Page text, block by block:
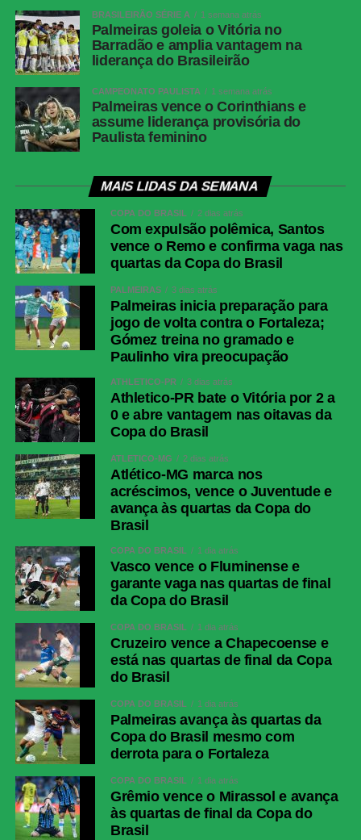
BRASILEIRÃO SÉRIE A 1 semana atrás
Palmeiras goleia o Vitória no
Barradão e amplia vantagem na
liderança do Brasileirão
CAMPEONATO PAULISTA 1 semana atrás
Palmeiras vence o Corinthians e
assume liderança provisória do
Paulista feminino
MAIS LIDAS DA SEMANA
COPA DO BRASIL 2 dias atrás
Com expulsão polêmica, Santos
vence o Remo e confirma vaga nas
quartas da Copa do Brasil
PALMEIRAS 3 dias atrás
Palmeiras inicia preparação para
jogo de volta contra o Fortaleza;
Gómez treina no gramado e
Paulinho vira preocupação
ATHLETICO-PR 3 dias atrás
Athletico-PR bate o Vitória por 2 a
0 e abre vantagem nas oitavas da
Copa do Brasil
ATLÉTICO-MG 2 dias atrás
Atlético-MG marca nos
acréscimos, vence o Juventude e
avança às quartas da Copa do
Brasil
COPA DO BRASIL 1 dia atrás
Vasco vence o Fluminense e
garante vaga nas quartas de final
da Copa do Brasil
COPA DO BRASIL 1 dia atrás
Cruzeiro vence a Chapecoense e
está nas quartas de final da Copa
do Brasil
COPA DO BRASIL 1 dia atrás
Palmeiras avança às quartas da
Copa do Brasil mesmo com
derrota para o Fortaleza
COPA DO BRASIL 1 dia atrás
Grêmio vence o Mirassol e avança
às quartas de final da Copa do
Brasil